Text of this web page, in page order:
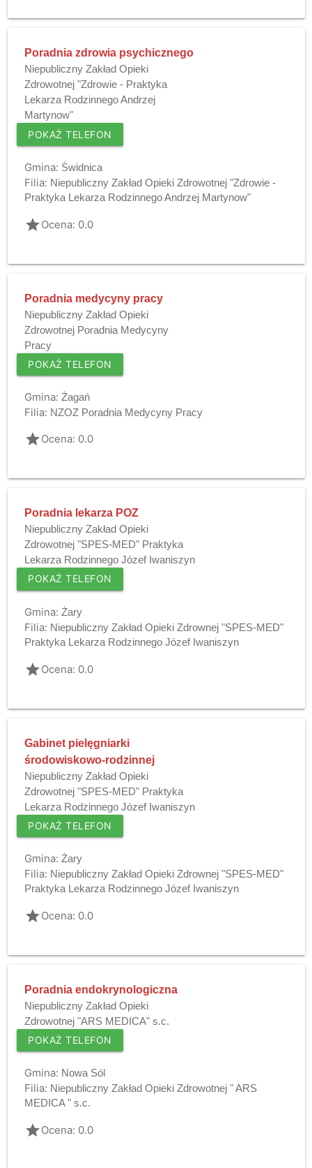
Poradnia zdrowia psychicznego
Niepubliczny Zakład Opieki
Zdrowotnej "Zdrowie - Praktyka
Lekarza Rodzinnego Andrzej
Martynow"
POKAŻ TELEFON
Gmina: Świdnica
Filia: Niepubliczny Zakład Opieki Zdrowotnej "Zdrowie -
Praktyka Lekarza Rodzinnego Andrzej Martynow"
gradeOcena: 0.0
Poradnia medycyny pracy
Niepubliczny Zakład Opieki
Zdrowotnej Poradnia Medycyny
Pracy
POKAŻ TELEFON
Gmina: Żagań
Filia: NZOZ Poradnia Medycyny Pracy
gradeOcena: 0.0
Poradnia lekarza POZ
Niepubliczny Zakład Opieki
Zdrowotnej "SPES-MED" Praktyka
Lekarza Rodzinnego Józef Iwaniszyn
POKAŻ TELEFON
Gmina: Żary
Filia: Niepubliczny Zakład Opieki Zdrownej "SPES-MED"
Praktyka Lekarza Rodzinnego Józef Iwaniszyn
gradeOcena: 0.0
Gabinet pielęgniarki
środowiskowo-rodzinnej
Niepubliczny Zakład Opieki
Zdrowotnej "SPES-MED" Praktyka
Lekarza Rodzinnego Józef Iwaniszyn
POKAŻ TELEFON
Gmina: Żary
Filia: Niepubliczny Zakład Opieki Zdrownej "SPES-MED"
Praktyka Lekarza Rodzinnego Józef Iwaniszyn
gradeOcena: 0.0
Poradnia endokrynologiczna
Niepubliczny Zakład Opieki
Zdrowotnej "ARS MEDICA" s.c.
POKAŻ TELEFON
Gmina: Nowa Sól
Filia: Niepubliczny Zakład Opieki Zdrowotnej " ARS
MEDICA " s.c.
gradeOcena: 0.0